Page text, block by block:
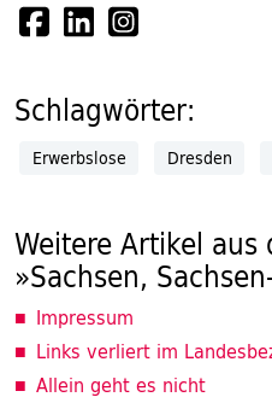
Schlagwörter:
Erwerbslose Dresden
Weitere Artikel aus
»Sachsen,
Impressum
Links verliert im
Allein geht es nicht